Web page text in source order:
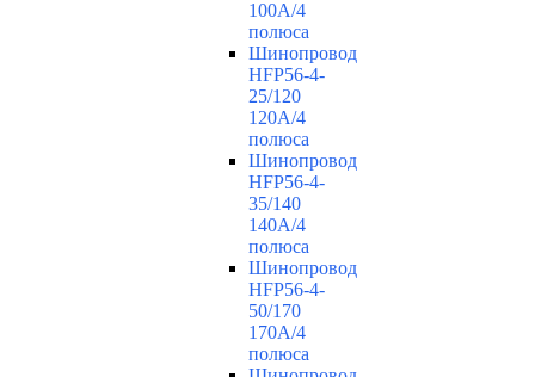
100А/4
полюса
Шинопровод
HFP56-4-
25/120
120А/4
полюса
Шинопровод
HFP56-4-
35/140
140А/4
полюса
Шинопровод
HFP56-4-
50/170
170А/4
полюса